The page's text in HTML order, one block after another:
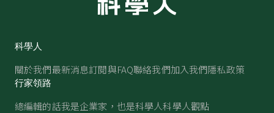
科學人
關於我們最新消息訂閱與FAQ聯絡我們加入我們隱私政策
行家領路
總編輯的話我是企業家，也是科學人科學人觀點